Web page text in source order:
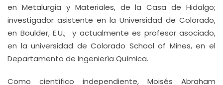
en Metalurgia y Materiales, de la Casa de Hidalgo;
investigador asistente en la Universidad de Colorado,
en Boulder, E.U.; y actualmente es profesor asociado,
en la universidad de Colorado School of Mines, en el
Departamento de Ingeniería Química.
Como científico independiente, Moisés Abraham